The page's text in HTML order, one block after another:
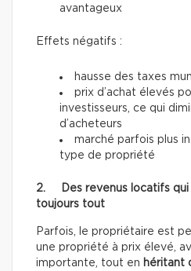
avantageux
Effets négatifs :
hausse des taxes
prix d’achat élevés
investisseurs, ce qui
d’acheteurs
marché parfois plus
type de propriété
2. Des revenus locatifs qui
toujours tout
Parfois, le propriétaire est
une propriété à prix élevé,
importante, tout en héritant